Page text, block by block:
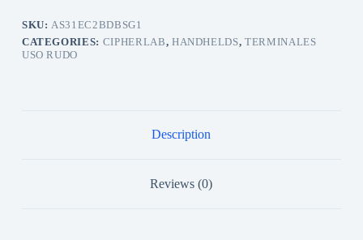
SKU: AS31EC2BDBSG1
CATEGORIES: CIPHERLAB, HANDHELDS,TERMINALES
USO RUDO
Description
Reviews (0)